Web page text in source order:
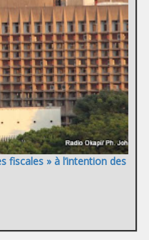
fiscales » à l’intention des